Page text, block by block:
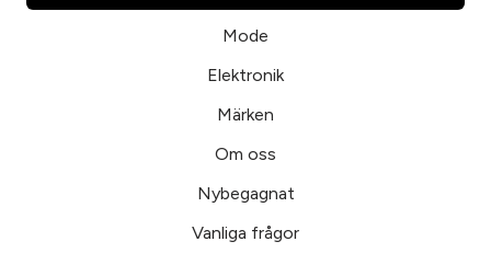
Mode
Elektronik
Märken
Om oss
Nybegagnat
Vanliga frågor